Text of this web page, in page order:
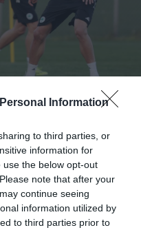
Information
to third parties, or
information for
the below opt-out
note that after your
continue seeing
information utilized by
to third parties prior to
η προετοιμασία
εντός έδρας
ΠΑΟΚ (18:00).
συνέχισαν